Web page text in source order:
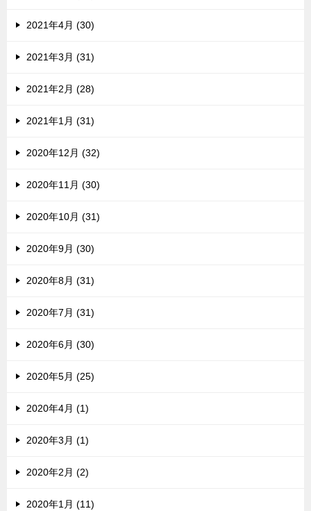
2021年4月 (30)
2021年3月 (31)
2021年2月 (28)
2021年1月 (31)
2020年12月 (32)
2020年11月 (30)
2020年10月 (31)
2020年9月 (30)
2020年8月 (31)
2020年7月 (31)
2020年6月 (30)
2020年5月 (25)
2020年4月 (1)
2020年3月 (1)
2020年2月 (2)
2020年1月 (11)